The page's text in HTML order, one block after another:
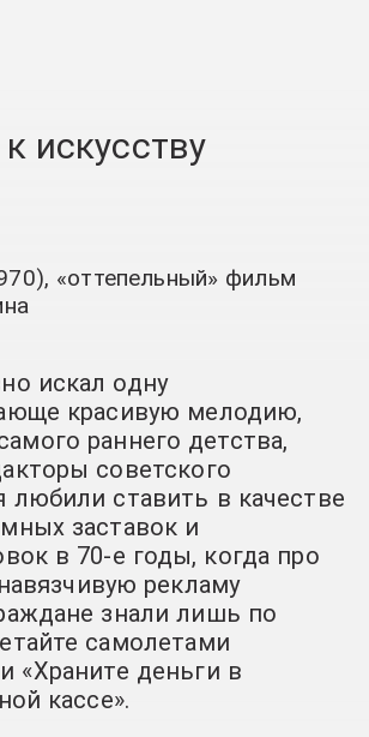
искусству
«оттепельный» фильм
искал одну
красивую мелодию,
раннего детства,
советского
любили ставить в качестве
заставок и
в 70-е годы, когда про
рекламу
знали лишь по
самолетами
«Храните деньги в
кассе».